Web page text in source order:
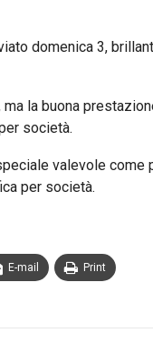
domenica 3,
la buona
società.
valevole come
per società.
E-mail Print